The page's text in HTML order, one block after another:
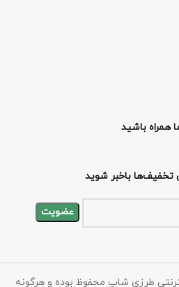
همراه باشید
تخفیف‌ها باخبر شوید
طرزی شاپ محفوظ بوده و هرگونه